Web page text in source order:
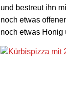
und bestreut ihn
noch etwas
noch etwas Honig